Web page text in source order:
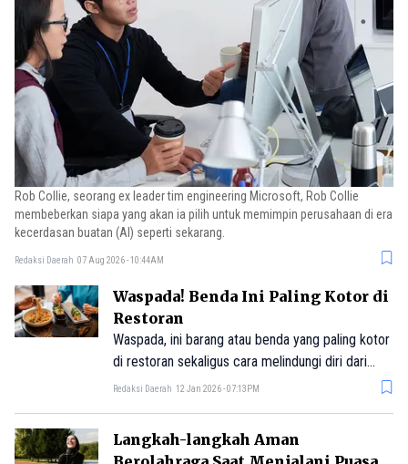
Rob Collie, seorang ex leader tim engineering Microsoft, Rob Collie
membeberkan siapa yang akan ia pilih untuk memimpin perusahaan di era
kecerdasan buatan (AI) seperti sekarang.
Redaksi Daerah 07 Aug 2026 - 10:44AM
Waspada! Benda Ini Paling Kotor di
Restoran
Waspada, ini barang atau benda yang paling kotor
di restoran sekaligus cara melindungi diri dari
paparan kuman berbahaya.
Redaksi Daerah 12 Jan 2026 - 07:13PM
Langkah-langkah Aman